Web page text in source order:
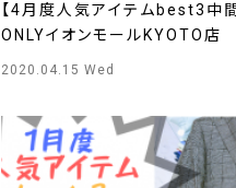
【4月度人気アイテムbest3中間
ONLYイオンモールKYOTO店
2020.04.15 Wed